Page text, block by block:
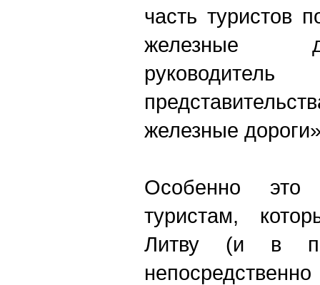
часть туристов
железные
железные
Особенно
туристам,
Литву (и в